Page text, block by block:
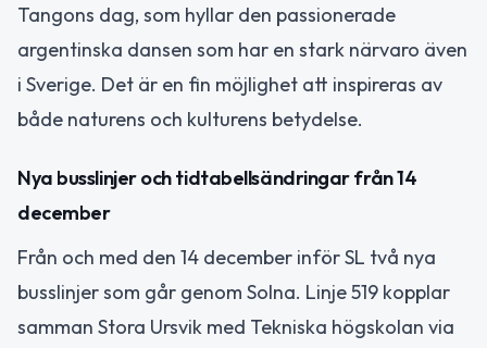
Tangons dag, som hyllar den passionerade
argentinska dansen som har en stark närvaro även
i Sverige. Det är en fin möjlighet att inspireras av
både naturens och kulturens betydelse.
Nya busslinjer och tidtabellsändringar från 14
december
Från och med den 14 december inför SL två nya
busslinjer som går genom Solna. Linje 519 kopplar
samman Stora Ursvik med Tekniska högskolan via